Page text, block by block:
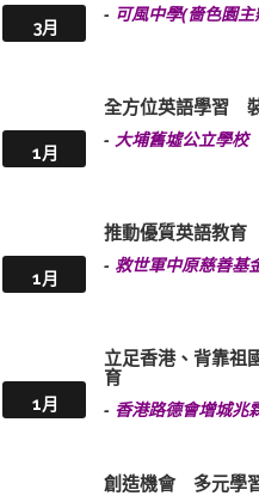
3月
- 可風中學(嗇色園主
1月
全方位英語學習
- 大埔舊墟公立學校
1月
推動優質英語教
- 救世軍中原慈善基
1月
立足香港、背靠
育
- 香港路德會增城兆
創造機會 多元學